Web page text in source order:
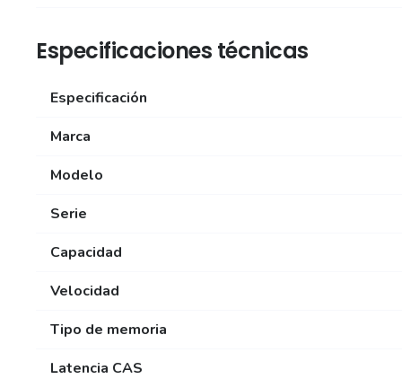
Especificaciones técnicas
Especificación
Marca
Modelo
Serie
Capacidad
Velocidad
Tipo de memoria
Latencia CAS